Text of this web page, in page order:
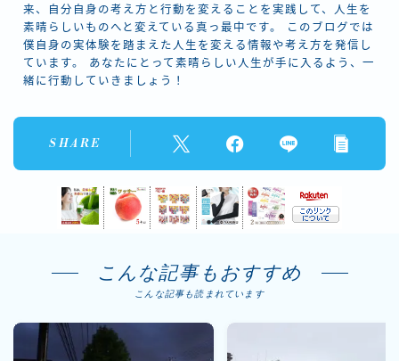
来、自分自身の考え方と行動を変えることを実践して、人生を
素晴らしいものへと変えている真っ最中です。 このブログでは
僕自身の実体験を踏まえた人生を変える情報や考え方を発信し
ています。 あなたにとって素晴らしい人生が手に入るよう、一
緒に行動していきましょう！
SHARE
こんな記事もおすすめ
こんな記事も読まれています